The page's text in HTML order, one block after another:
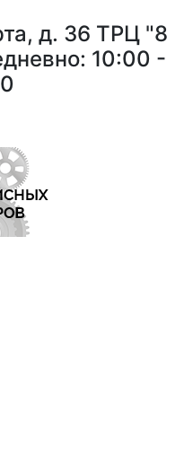
д. 36 ТРЦ "8
10:00 -